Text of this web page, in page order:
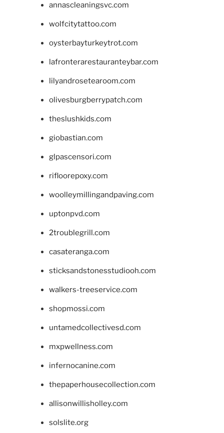
annascleaningsvc.com
wolfcitytattoo.com
oysterbayturkeytrot.com
lafronterarestauranteybar.com
lilyandrosetearoom.com
olivesburgberrypatch.com
theslushkids.com
giobastian.com
glpascensori.com
rifloorepoxy.com
woolleymillingandpaving.com
uptonpvd.com
2troublegrill.com
casateranga.com
sticksandstonesstudiooh.com
walkers-treeservice.com
shopmossi.com
untamedcollectivesd.com
mxpwellness.com
infernocanine.com
thepaperhousecollection.com
allisonwillisholley.com
solslite.org